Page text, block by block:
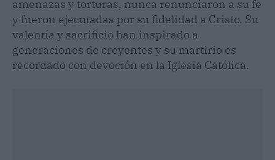
amenazas y torturas, nunca renunciaron a su fe
y fueron ejecutadas por su fidelidad a Cristo. Su
valentía y sacrificio han inspirado a
generaciones de creyentes y su martirio es
recordado con devoción en la Iglesia Católica.